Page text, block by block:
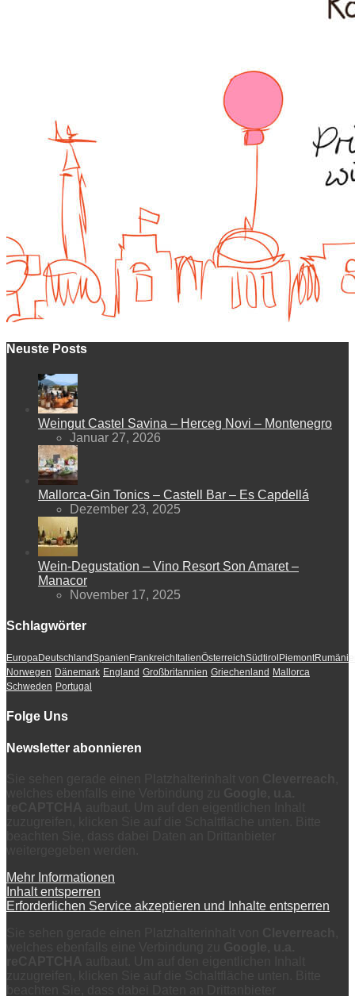
Neuste Posts
Weingut Castel Savina – Herceg Novi – Montenegro
Januar 27, 2026
Mallorca-Gin Tonics – Castell Bar – Es Capdellá
Dezember 23, 2025
Wein-Degustation – Vino Resort Son Amaret –
Manacor
November 17, 2025
Schlagwörter
EuropaDeutschlandSpanien Frankreich ItalienÖsterreichSüdtirol Piemont
Norwegen Dänemark England Großbritannien Griechenland Mallorca
Schweden Portugal
Folge Uns
Newsletter abonnieren
Mehr Informationen
Inhalt entsperren
Erforderlichen Service akzeptieren und Inhalte entsperren